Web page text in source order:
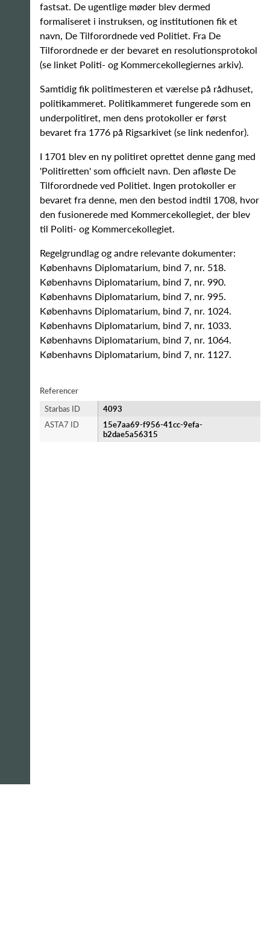
fastsat. De ugentlige møder blev dermed
formaliseret i instruksen, og institutionen fik et
navn, De Tilforordnede ved Politiet. Fra De
Tilforordnede er der bevaret en resolutionsprotokol
(se linket Politi- og Kommercekollegiernes arkiv).
Samtidig fik politimesteren et værelse på rådhuset,
politikammeret. Politikammeret fungerede som en
underpolitiret, men dens protokoller er først
bevaret fra 1776 på Rigsarkivet (se link nedenfor).
I 1701 blev en ny politiret oprettet denne gang med
'Politiretten' som officielt navn. Den afløste De
Tilforordnede ved Politiet. Ingen protokoller er
bevaret fra denne, men den bestod indtil 1708, hvor
den fusionerede med Kommercekollegiet, der blev
til Politi- og Kommercekollegiet.
Regelgrundlag og andre relevante dokumenter:
Københavns Diplomatarium, bind 7, nr. 518.
Københavns Diplomatarium, bind 7, nr. 990.
Københavns Diplomatarium, bind 7, nr. 995.
Københavns Diplomatarium, bind 7, nr. 1024.
Københavns Diplomatarium, bind 7, nr. 1033.
Københavns Diplomatarium, bind 7, nr. 1064.
Københavns Diplomatarium, bind 7, nr. 1127.
Referencer
Starbas ID
4093
ASTA7 ID
15e7aa69-f956-41cc-9efa-
b2dae5a56315